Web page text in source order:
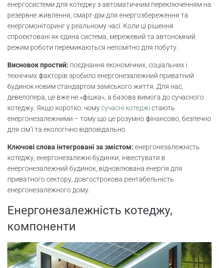
Чеклист вибору енергонезалежного
котеджу
Енергонезалежність заміської
нерухомості
Відповіді на питання покупця
Висновок і заклик до дії
Висновки
Висновок
енергосистеми для котеджу з автоматичним переключенням на
резервне живлення, смарт-дім для енергозбереження та
енергомоніторинг у реальному часі. Коли ці рішення
спроєктовані як єдина система, мережевий та автономний
режим роботи перемикаються непомітно для побуту.
Висновок простий: поєднання економічних, соціальних і
технічних факторів зробило енергонезалежний приватний
будинок новим стандартом заміського життя. Для нас,
девелопера, це вже не «фішка», а базова вимога до сучасного
котеджу. Якщо коротко: чомусучасні котеджі стають
енергонезалежними – тому що це розумно фінансово, безпечно
для сім’ї та екологічно відповідально.
Ключові слова інтегровані за змістом: енергонезалежність
котеджу, енергонезалежні будинки, інвестувати в
енергонезалежний будинок, відновлювана енергія для
приватного сектору, довгострокова рентабельність
енергонезалежного дому.
Енергонезалежність котеджу,
компоненти